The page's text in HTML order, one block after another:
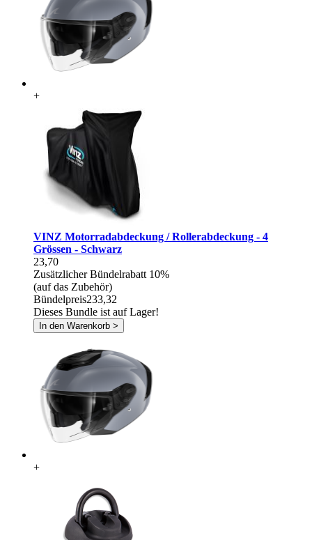
+
VINZ Motorradabdeckung / Rollerabdeckung - 4
Grössen - Schwarz
23,70
Zusätzlicher Bündelrabatt 10%
(auf das Zubehör)
Bündelpreis233,32
Dieses Bundle ist auf Lager!
In den Warenkorb >
+